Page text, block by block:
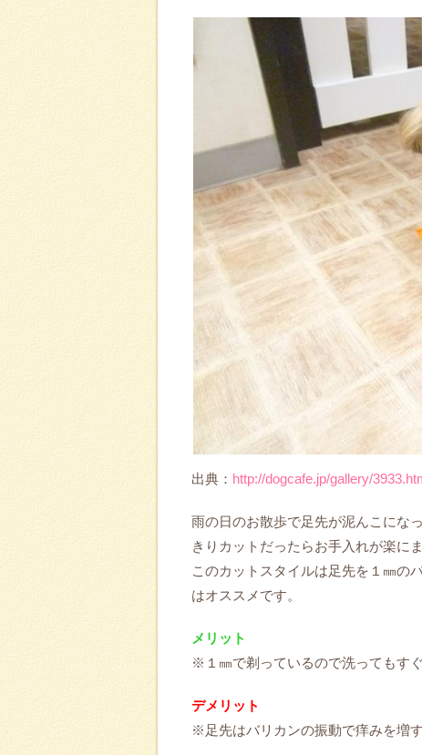
出典： http://dogcafe.jp/gallery/
雨の日のお散歩で足先が泥んこにな
きりカットだったらお手入れが楽にま
このカットスタイルは足先を１㎜の
はオススメです。
メリット
※１㎜で剃っているので洗ってもすぐ
デメリット
※足先はバリカンの振動で痒みを増